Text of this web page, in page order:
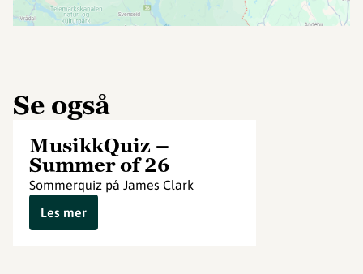
Se også
MusikkQuiz –
Summer of 26
Sommerquiz på James Clark
Les mer